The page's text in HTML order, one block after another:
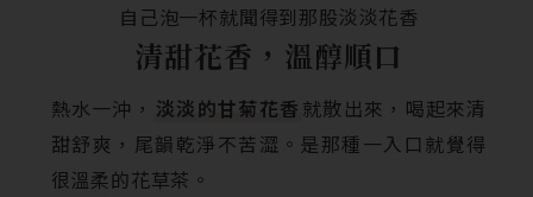
自己泡一杯就聞得到那股淡淡花香
清甜花香，溫醇順口
熱水一沖， 淡淡的甘菊花香 就散出來，喝起來清
甜舒爽，尾韻乾淨不苦澀。是那種一入口就覺得
很溫柔的花草茶。